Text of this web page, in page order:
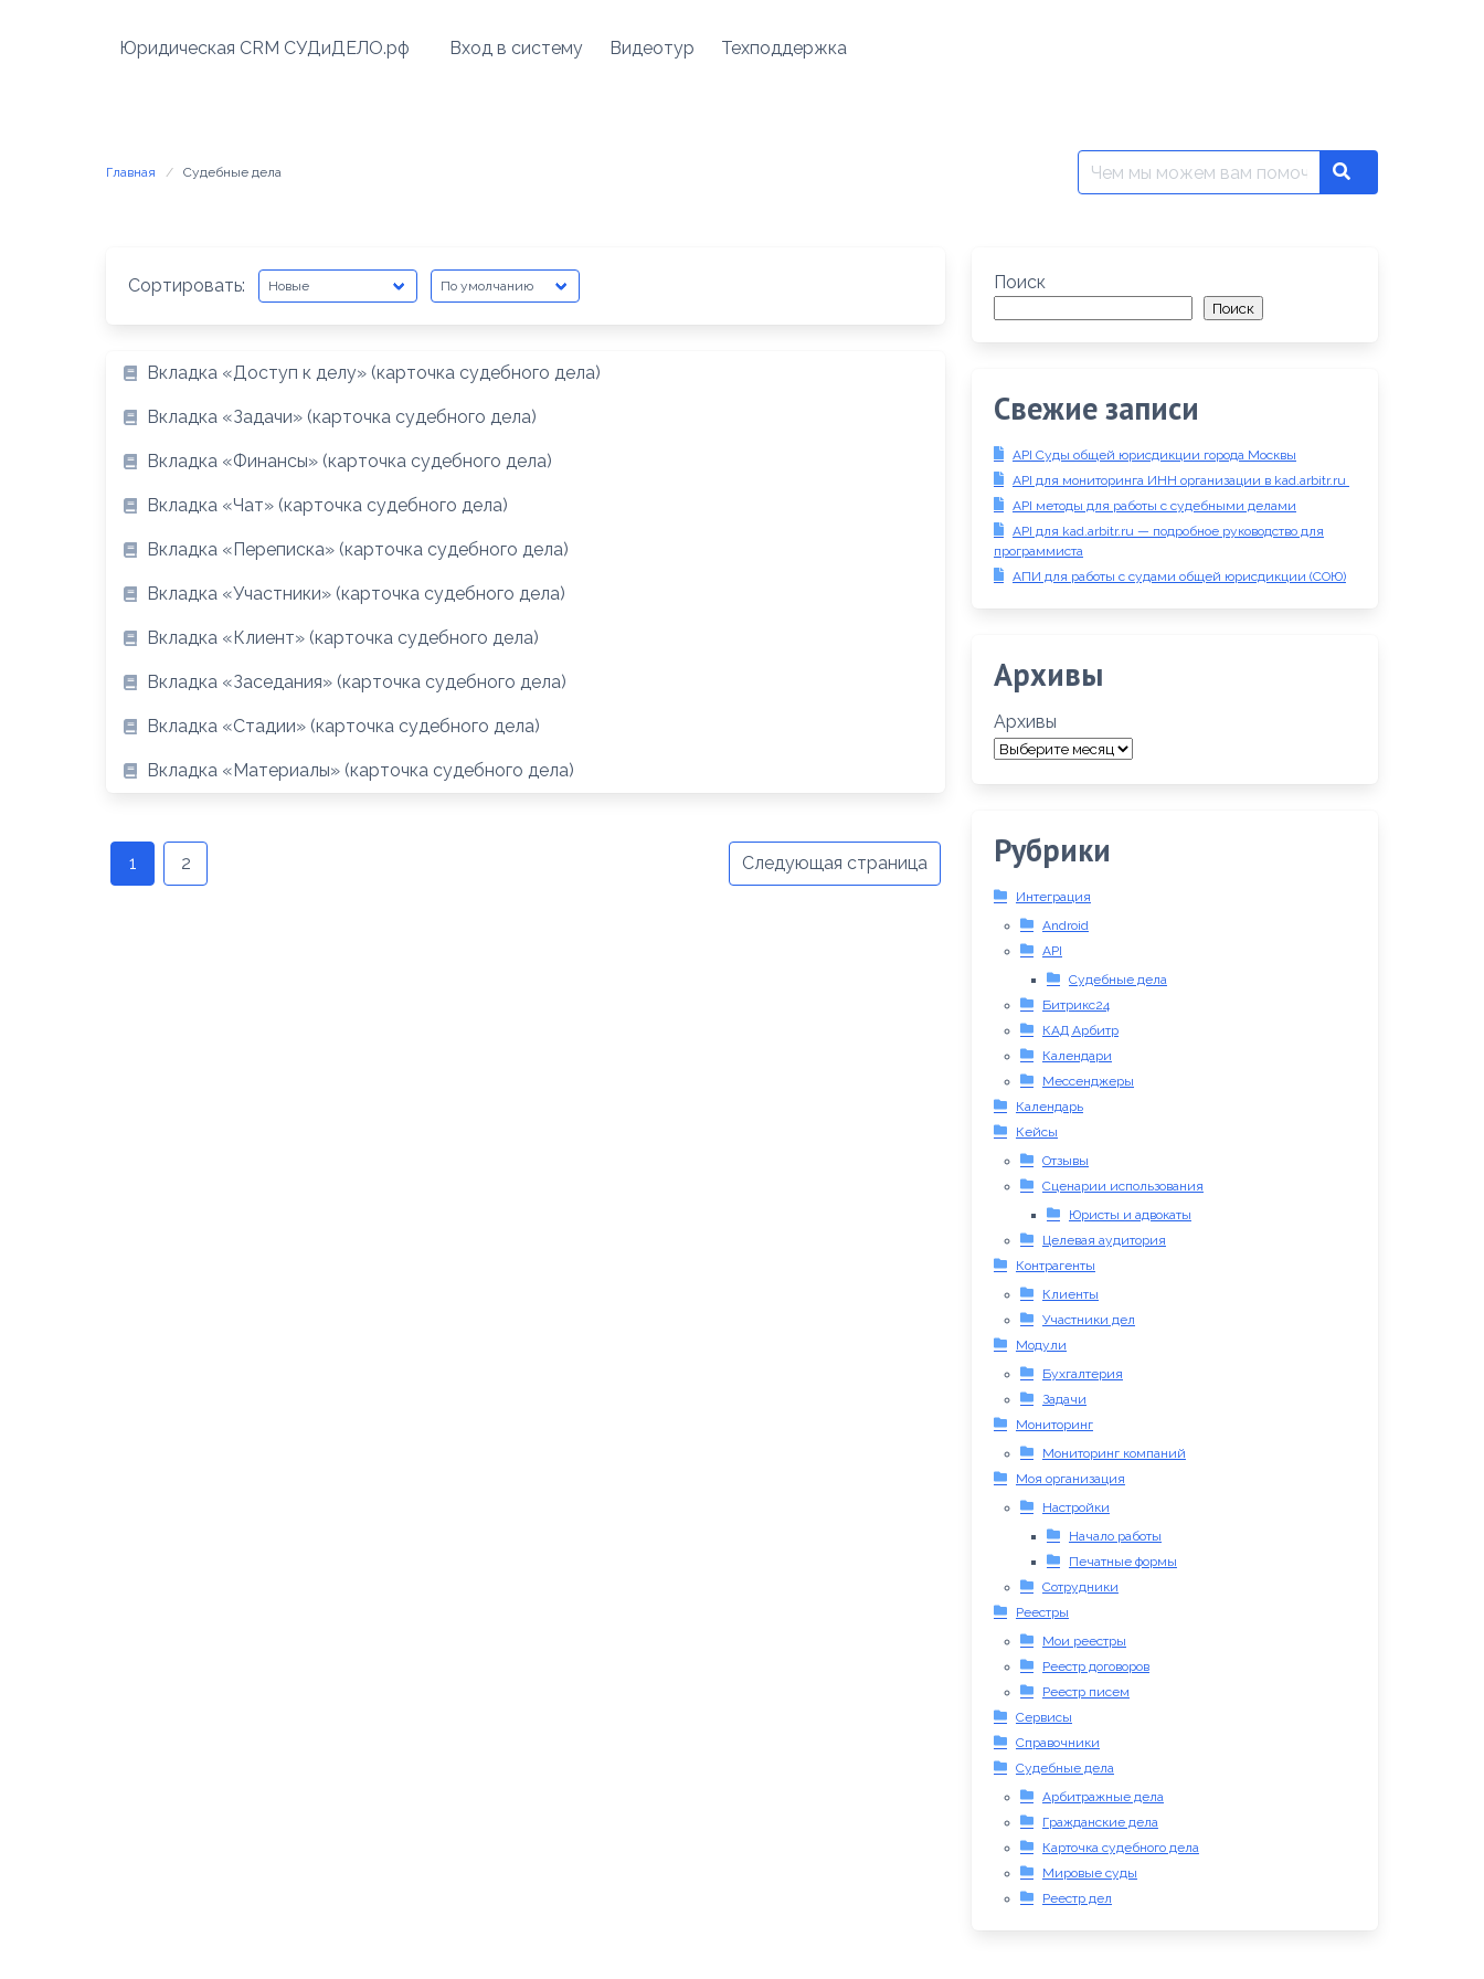
Юридическая CRM СУДиДЕЛО.рф Вход в систему Видеотур Техподдержка
Главная Судебные дела
Поиск:
Search
Поиск
Поиск
Свежие записи
API Суды общей юрисдикции города Москвы
API для мониторинга ИНН организации в kad.arbitr.ru
API методы для работы с судебными делами
API для kad.arbitr.ru — подробное руководство для
программиста
АПИ для работы с судами общей юрисдикции (СОЮ)
Архивы
Архивы
Рубрики
Интеграция
Android
API
Судебные дела
Битрикс24
КАД Арбитр
Календари
Мессенджеры
Календарь
Кейсы
Отзывы
Сценарии использования
Юристы и адвокаты
Целевая аудитория
Контрагенты
Клиенты
Участники дел
Модули
Бухгалтерия
Задачи
Мониторинг
Мониторинг компаний
Моя организация
Настройки
Начало работы
Печатные формы
Сотрудники
Реестры
Мои реестры
Реестр договоров
Реестр писем
Сервисы
Справочники
Судебные дела
Арбитражные дела
Гражданские дела
Карточка судебного дела
Мировые суды
Реестр дел
Сортировать:
Вкладка «Доступ к делу» (карточка судебного дела)
Вкладка «Задачи» (карточка судебного дела)
Вкладка «Финансы» (карточка судебного дела)
Вкладка «Чат» (карточка судебного дела)
Вкладка «Переписка» (карточка судебного дела)
Вкладка «Участники» (карточка судебного дела)
Вкладка «Клиент» (карточка судебного дела)
Вкладка «Заседания» (карточка судебного дела)
Вкладка «Стадии» (карточка судебного дела)
Вкладка «Материалы» (карточка судебного дела)
записям
1 2 Следующая страница